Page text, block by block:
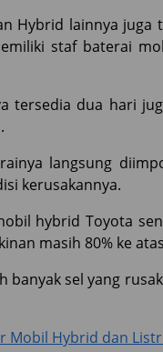
Hybrid lainnya juga
staf baterai
tersedia dua hari
langsung
kerusakannya.
hybrid Toyota
masih 80% ke
banyak sel yang
Mobil Hybrid dan